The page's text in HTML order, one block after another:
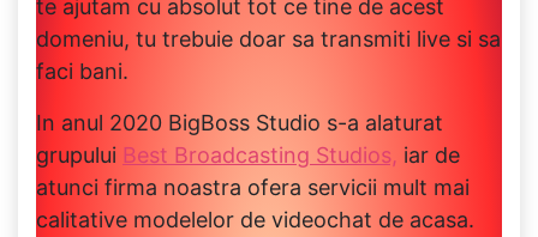
te ajutam cu absolut tot ce tine de acest
domeniu, tu trebuie doar sa transmiti live si sa
faci bani.
In anul 2020 BigBoss Studio s-a alaturat
grupului Best Broadcasting Studios, iar de
atunci firma noastra ofera servicii mult mai
calitative modelelor de videochat de acasa.